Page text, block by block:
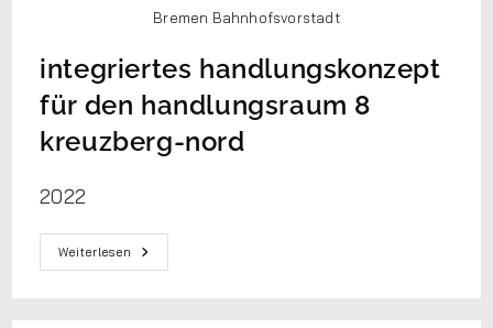
Bremen Bahnhofsvorstadt
integriertes handlungskonzept
für den handlungsraum 8
kreuzberg-nord
2022
Weiterlesen